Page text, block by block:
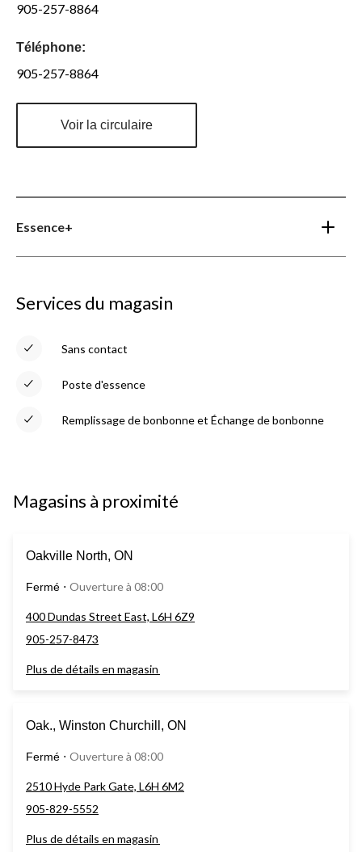
905-257-8864
Téléphone:
905-257-8864
Voir la circulaire
Essence+
Services du magasin
Sans contact
Poste d'essence
Remplissage de bonbonne et Échange de bonbonne
Magasins à proximité
Oakville North, ON
Fermé ⋅ Ouverture à 08:00
400 Dundas Street East, L6H 6Z9
905-257-8473
Plus de détails en magasin
Oak., Winston Churchill, ON
Fermé ⋅ Ouverture à 08:00
2510 Hyde Park Gate, L6H 6M2
905-829-5552
Plus de détails en magasin